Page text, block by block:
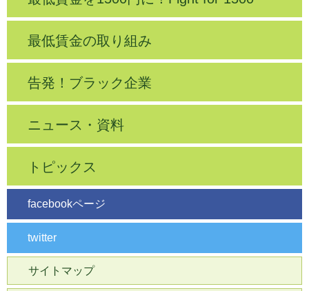
最低賃金の取り組み
告発！ブラック企業
ニュース・資料
トピックス
facebookページ
twitter
サイトマップ